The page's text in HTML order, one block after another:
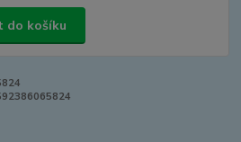
do košíku